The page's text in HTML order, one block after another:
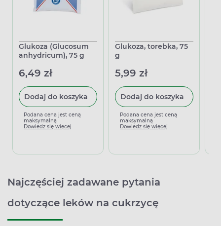
Glukoza (Glucosum
anhydricum), 75 g
6,49 zł
Dodaj do koszyka
Podana cena jest ceną
maksymalną
Dowiedz się więcej
Glukoza, torebka, 75
g
5,99 zł
Dodaj do koszyka
Podana cena jest ceną
maksymalną
Dowiedz się więcej
Najczęściej zadawane pytania
dotyczące leków na cukrzycę